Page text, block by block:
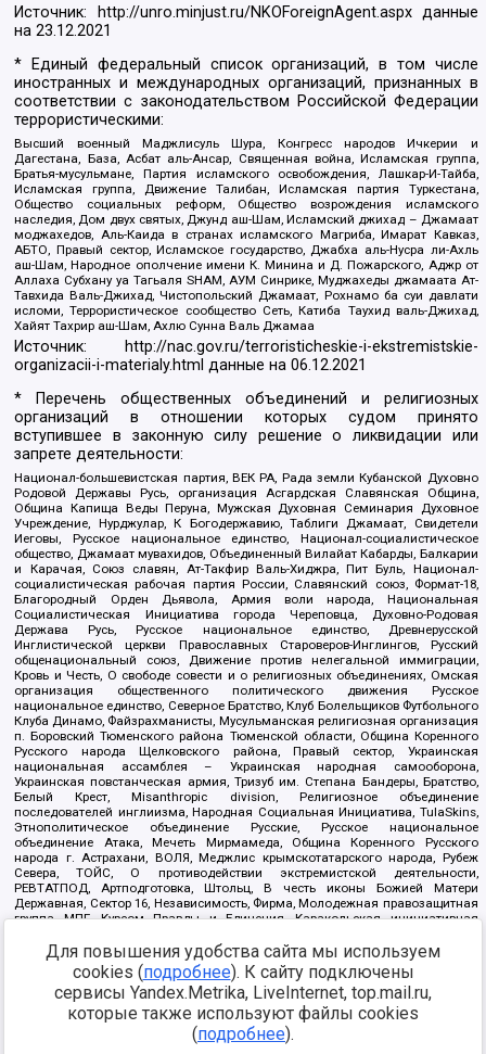
Источник: http://unro.minjust.ru/NKOForeignAgent.aspxданные
на23.12.2021
* Единый федеральный список организаций, в том числе
иностранных и международных организаций, признанных в
соответствии с законодательством Российской Федерации
террористическими:
Высший военный Маджлисуль Шура, Конгресс народов Ичкерии и
Дагестана, База, Асбат аль-Ансар, Священная война, Исламская группа,
Братья-мусульмане, Партия исламского освобождения, Лашкар-И-Тайба,
Исламская группа, Движение Талибан, Исламская партия Туркестана,
Общество социальных реформ, Общество возрождения исламского
наследия, Дом двух святых, Джунд аш-Шам, Исламский джихад – Джамаат
моджахедов, Аль-Каида в странах исламского Магриба, Имарат Кавказ,
АБТО, Правый сектор, Исламское государство, Джабха аль-Нусра ли-Ахль
аш-Шам, Народное ополчение имени К. Минина и Д. Пожарского, Аджр от
Аллаха Субхану уа Тагьаля SHAM, АУМ Синрике, Муджахеды джамаата Ат-
Тавхида Валь-Джихад, Чистопольский Джамаат, Рохнамо ба суи давлати
исломи, Террористическое сообщество Сеть, Катиба Таухид валь-Джихад,
Хайят Тахрир аш-Шам, Ахлю Сунна Валь Джамаа
Источник:
http://nac.gov.ru/terroristicheskie-i-ekstremistskie-
organizacii-i-materialy.html данные на06.12.2021
* Перечень общественных объединений и религиозных
организаций в отношении которых судом принято
вступившее в законную силу решение о ликвидации или
запрете деятельности:
Национал-большевистская партия, ВЕК РА, Рада земли Кубанской Духовно
Родовой Державы Русь, организация Асгардская Славянская Община,
Община Капища Веды Перуна, Мужская Духовная Семинария Духовное
Учреждение, Нурджулар, К Богодержавию, Таблиги Джамаат, Свидетели
Иеговы, Русское национальное единство, Национал-социалистическое
общество, Джамаат мувахидов, Объединенный Вилайат Кабарды, Балкарии
и Карачая, Союз славян, Ат-Такфир Валь-Хиджра, Пит Буль, Национал-
социалистическая рабочая партия России, Славянский союз, Формат-18,
Благородный Орден Дьявола, Армия воли народа, Национальная
Социалистическая Инициатива города Череповца, Духовно-Родовая
Держава Русь, Русское национальное единство, Древнерусской
Инглистической церкви Православных Староверов-Инглингов, Русский
общенациональный союз, Движение против нелегальной иммиграции,
Кровь и Честь, О свободе совести и о религиозных объединениях, Омская
организация общественного политического движения Русское
национальное единство, Северное Братство, Клуб Болельщиков Футбольного
Клуба Динамо, Файзрахманисты, Мусульманская религиозная организация
п. Боровский Тюменского района Тюменской области, Община Коренного
Русского народа Щелковского района, Правый сектор, Украинская
национальная ассамблея – Украинская народная самооборона,
Украинская повстанческая армия, Тризуб им. Степана Бандеры, Братство,
Белый Крест, Misanthropic division, Религиозное объединение
последователей инглиизма, Народная Социальная Инициатива, TulaSkins,
Этнополитическое объединение Русские, Русское национальное
объединение Атака, Мечеть Мирмамеда, Община Коренного Русского
народа г. Астрахани, ВОЛЯ, Меджлис крымскотатарского народа, Рубеж
Севера, ТОЙС, О противодействии экстремистской деятельности,
РЕВТАТПОД, Артподготовка, Штольц, В честь иконы Божией Матери
Державная, Сектор 16, Независимость, Фирма, Молодежная правозащитная
группа МПГ, Курсом Правды и Единения, Каракольская инициативная
Благотворительный пансионат Ак Умут, Русская республика Русь,
Арестантское уголовное единство, Башкорт, Нация и свобода, W.H.С., Фалунь
Дафа, Иртыш Ultras, Русский Патриотический клуб-Новокузнецк/РПК,
Сибирский державный союз, Фонд борьбы с коррупцией, Фонд защиты прав
граждан, Штабы Навального, Совет граждан СССР Прикубанского округа г.
https://minjust.gov.ru/ru/documents/7822/
Для повышения удобства сайта мы используем
cookies (подробнее). К сайту подключены
сервисы Yandex.Metrika, LiveInternet, top.mail.ru,
которые также используют файлы cookies
(подробнее).